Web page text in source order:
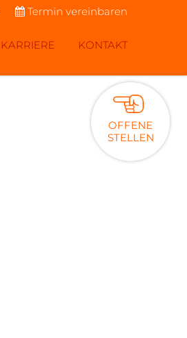
KARRIERE KONTAKT
Termin vereinbaren
OFFENE
STELLEN